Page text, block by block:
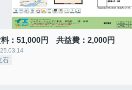
料：51,000円 共益費：2,000円
石